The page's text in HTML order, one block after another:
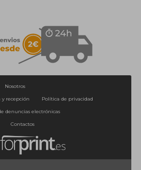
Nosotros
y recepción
Política de privacidad
denuncias electrónicas
Contactos